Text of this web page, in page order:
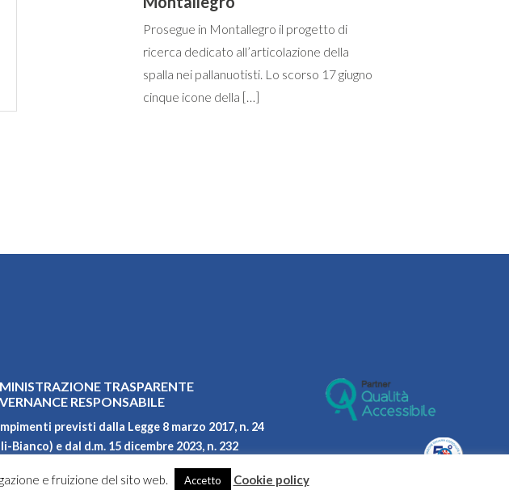
Prosegue in Montallegro il progetto di
ricerca dedicato all’articolazione della
spalla nei pallanuotisti. Lo scorso 17 giugno
cinque icone della […]
TRASPARENTE
RESPONSABILE
previsti dalla Legge 8 marzo 2017, n. 24
Bianco) e dal d.m. 15 dicembre 2023, n. 232
ambiente, sicurezza e parità di genere
dei servizie fruizione del sito web. Accetto Cookie policy